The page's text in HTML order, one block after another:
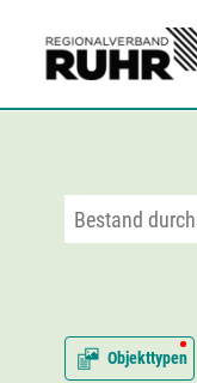
Objekttypen